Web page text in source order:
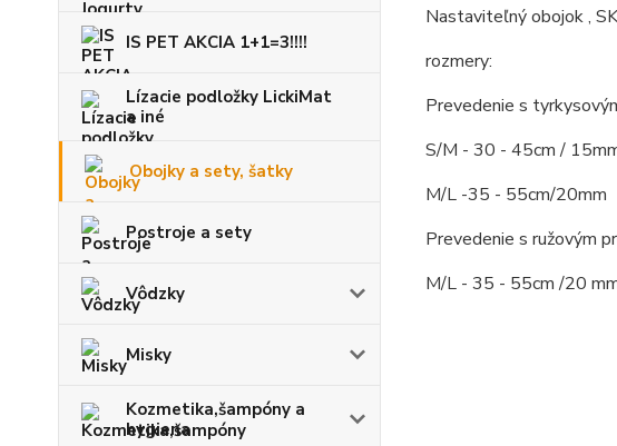
IS PET AKCIA 1+1=3!!!!
Lízacie podložky LickiMat
a iné
Obojky a sety, šatky
Postroje a sety
Vôdzky
Misky
Kozmetika,šampóny a
hygiena
Nastaviteľný obojok ,
rozmery:
Prevedenie s
S/M - 30 - 45cm /
M/L -35 - 55cm/20mm
Prevedenie s ružovým
M/L - 35 - 55cm /20